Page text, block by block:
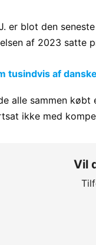
er blot den
af 2023 satte
tusindvis af
alle sammen
ikke med
Vil